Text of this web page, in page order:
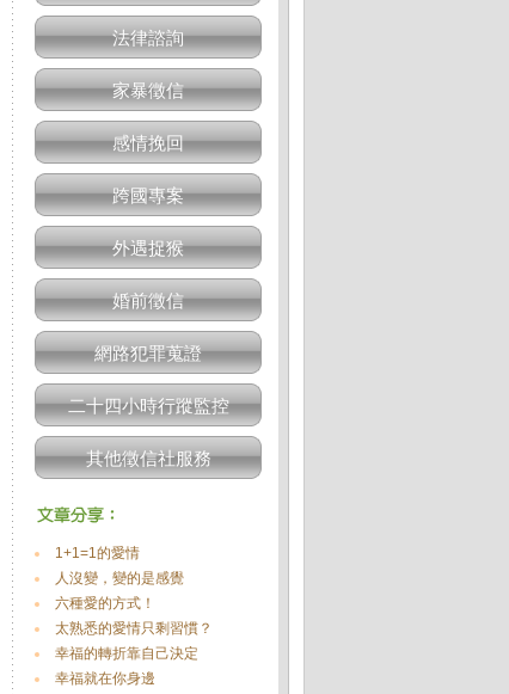
法律諮詢
家暴徵信
感情挽回
跨國專案
外遇捉猴
婚前徵信
網路犯罪蒐證
二十四小時行蹤監控
其他徵信社服務
1+1=1的愛情
人沒變，變的是感覺
六種愛的方式！
太熟悉的愛情只剩習慣？
幸福的轉折靠自己決定
幸福就在你身邊